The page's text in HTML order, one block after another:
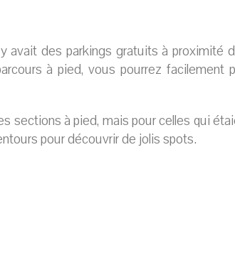
avait des parkings gratuits à proximité
à pied, vous pourrez facilement
sections à pied, mais pour celles qui
pour découvrir de jolis spots.